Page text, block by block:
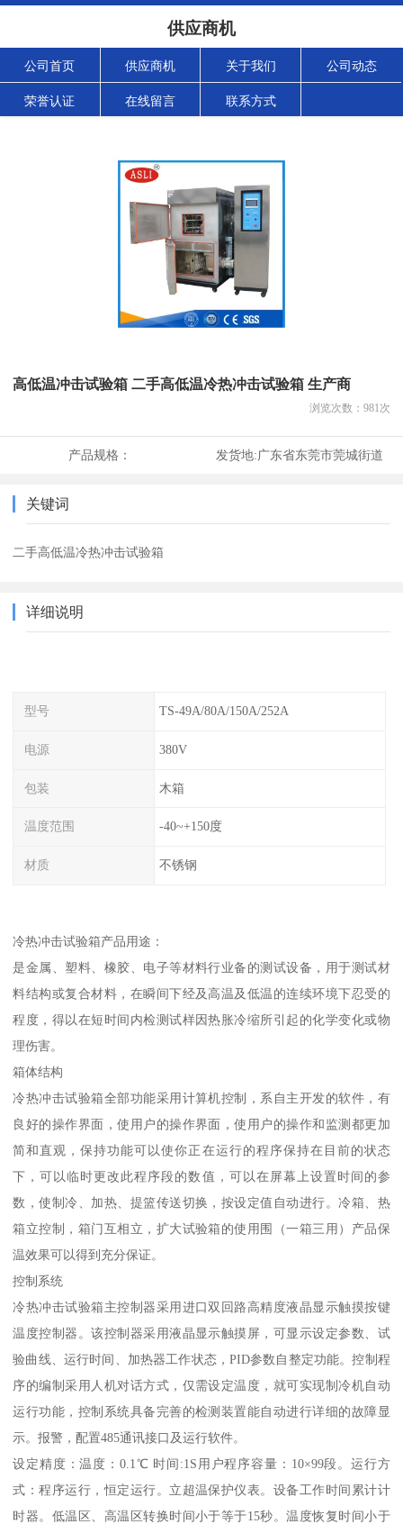
供应商机
公司首页 供应商机 关于我们 公司动态
荣誉认证 在线留言 联系方式
高低温冲击试验箱 二手高低温冷热冲击试验箱 生产商
浏览次数： 981次
产品规格： 发货地:广东省东莞市莞城街道
关键词
二手高低温冷热冲击试验箱
详细说明
型号 TS-49A/80A/150A/252A
电源 380V
包装 木箱
温度范围 -40~+150度
材质 不锈钢
冷热冲击试验箱产品用途：
是金属、塑料、橡胶、电子等材料行业备的测试设备，用于测试材
料结构或复合材料，在瞬间下经及高温及低温的连续环境下忍受的
程度，得以在短时间内检测试样因热胀冷缩所引起的化学变化或物
理伤害。
箱体结构
冷热冲击试验箱全部功能采用计算机控制，系自主开发的软件，有
良好的操作界面，使用户的操作界面，使用户的操作和监测都更加
简和直观，保持功能可以使你正在运行的程序保持在目前的状态
下，可以临时更改此程序段的数值，可以在屏幕上设置时间的参
数，使制冷、加热、提篮传送切换，按设定值自动进行。冷箱、热
箱立控制，箱门互相立，扩大试验箱的使用围（一箱三用）产品保
温效果可以得到充分保证。
控制系统
冷热冲击试验箱主控制器采用进口双回路高精度液晶显示触摸按键
温度控制器。该控制器采用液晶显示触摸屏，可显示设定参数、试
验曲线、运行时间、加热器工作状态，PID参数自整定功能。控制程
序的编制采用人机对话方式，仅需设定温度，就可实现制冷机自动
运行功能，控制系统具备完善的检测装置能自动进行详细的故障显
示。报警，配置485通讯接口及运行软件。
设定精度：温度：0.1℃ 时间:1S用户程序容量：10×99段。运行方
式：程序运行，恒定运行。立超温保护仪表。设备工作时间累计计
时器。低温区、高温区转换时间小于等于15秒。温度恢复时间小于